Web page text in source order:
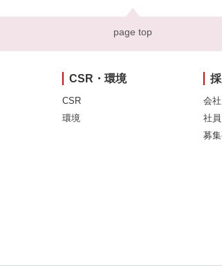
page top
CSR・環境
CSR
環境
会
社
募